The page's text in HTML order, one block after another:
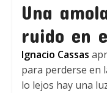
Una
ruido en
Ignacio Cassas
para perderse en
lo lejos hay una